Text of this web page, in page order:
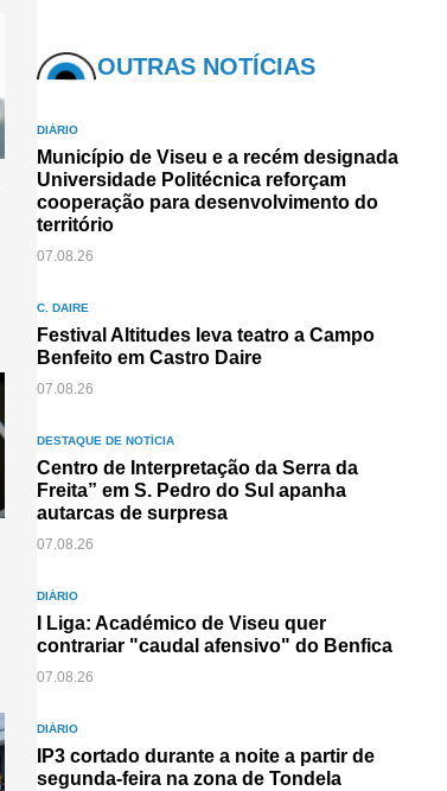
OUTRAS NOTÍCIAS
DIÁRIO
Município de Viseu e a recém designada
Universidade Politécnica reforçam
cooperação para desenvolvimento do
território
07.08.26
C. DAIRE
Festival Altitudes leva teatro a Campo
Benfeito em Castro Daire
07.08.26
DESTAQUE DE NOTÍCIA
Centro de Interpretação da Serra da
Freita” em S. Pedro do Sul apanha
autarcas de surpresa
07.08.26
DIÁRIO
I Liga: Académico de Viseu quer
contrariar "caudal afensivo" do Benfica
07.08.26
DIÁRIO
IP3 cortado durante a noite a partir de
segunda-feira na zona de Tondela